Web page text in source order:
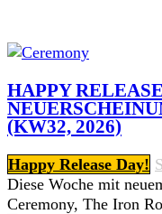
HAPPY
(KW32, 2026)
Happy Release Day!
Diese Woche mit
Ceremony, The Iron